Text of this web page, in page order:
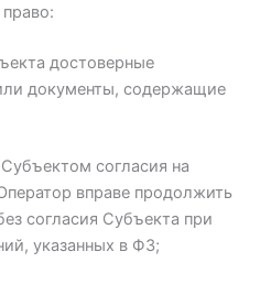
достоверные
документы, содержащие
согласия на
вправе продолжить
согласия Субъекта при
указанных в ФЗ;